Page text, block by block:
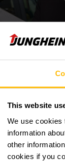
This website
We use cookies
information
other
cookies if you